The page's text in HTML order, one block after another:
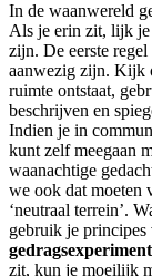
In de waanwereld
Als je erin zit, lijk je
zijn. De eerste regel
aanwezig zijn. Kijk
ruimte ontstaat,
beschrijven en
Indien je in
kunt zelf meegaan
waanachtige
we ook dat moeten
‘neutraal terrein’.
gebruik je principes
zit, kun je moeilijk